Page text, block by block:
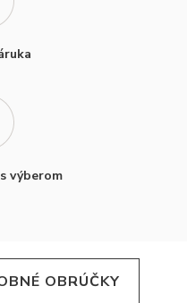
výberom
OBRÚČKY